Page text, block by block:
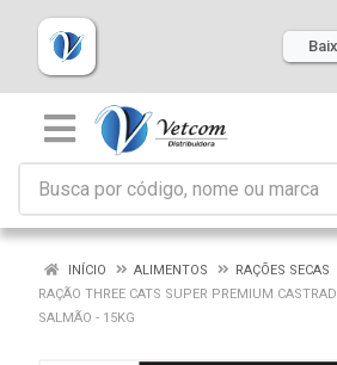
INÍCIO ALIMENTOS
RAÇÕES SECAS
RAÇÃO THREE CATS SUPER PREMIUM
SALMÃO - 15KG